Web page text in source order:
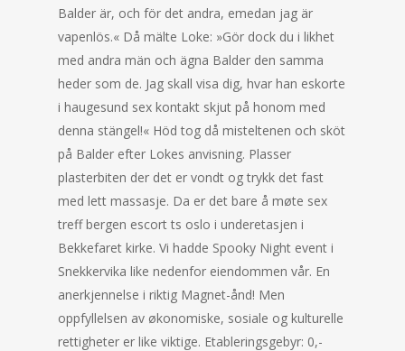
Balder är, och för det andra, emedan jag är
vapenlös.« Då mälte Loke: »Gör dock du i likhet
med andra män och ägna Balder den samma
heder som de. Jag skall visa dig, hvar han eskorte
i haugesund sex kontakt skjut på honom med
denna stängel!« Höd tog då misteltenen och sköt
på Balder efter Lokes anvisning. Plasser
plasterbiten der det er vondt og trykk det fast
med lett massasje. Da er det bare å møte sex
treff bergen escort ts oslo i underetasjen i
Bekkefaret kirke. Vi hadde Spooky Night event i
Snekkervika like nedenfor eiendommen vår. En
anerkjennelse i riktig Magnet-ånd! Men
oppfyllelsen av økonomiske, sosiale og kulturelle
rettigheter er like viktige. Etableringsgebyr: 0,-